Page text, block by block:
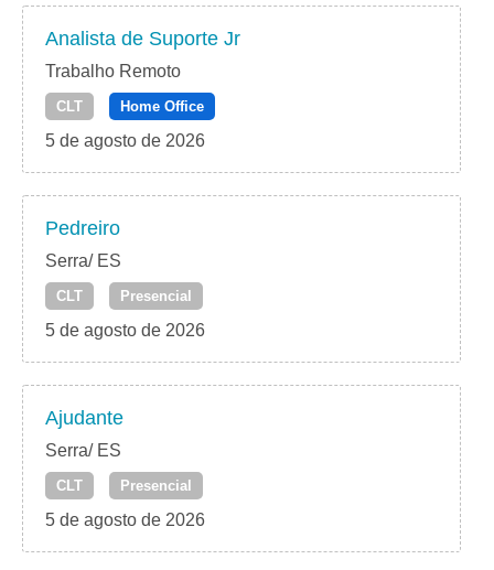
Analista de Suporte Jr
Trabalho Remoto
CLT Home Office
5 de agosto de 2026
Pedreiro
Serra/ ES
CLT Presencial
5 de agosto de 2026
Ajudante
Serra/ ES
CLT Presencial
5 de agosto de 2026